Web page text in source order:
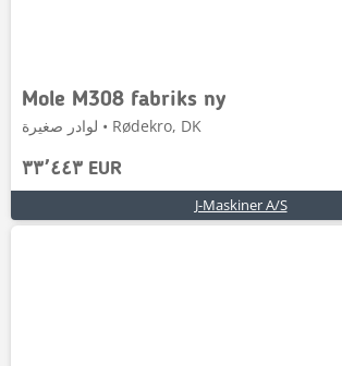
Mole M308 fabriks ny
لوادر صغيرة • Rødekro, DK
٣٣٬٤٤٣ EUR
J-Maskiner A/S